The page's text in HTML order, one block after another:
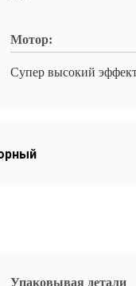
Мотор:
Супер высокий
Упаковывая детали